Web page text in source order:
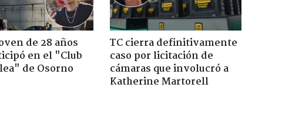
de 28 años
en el "Club
de Osorno
TC cierra definitivamente
caso por licitación de
cámaras que involucró a
Katherine Martorell